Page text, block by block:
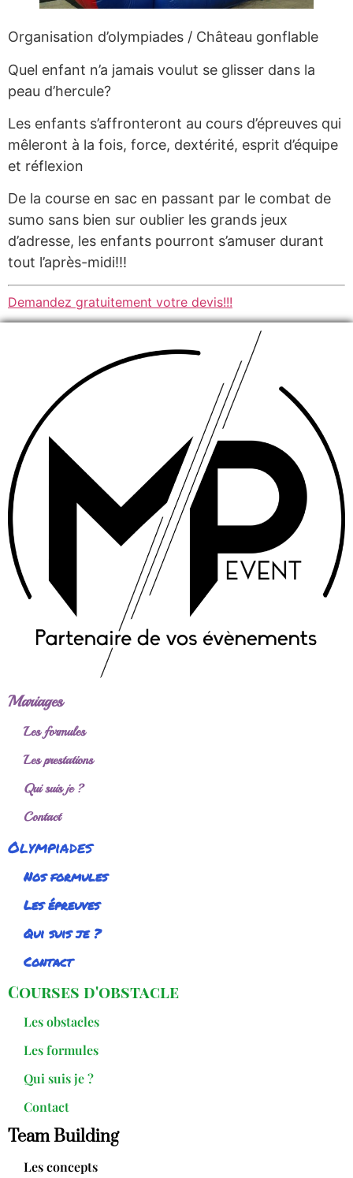
Organisation d’olympiades / Château gonflable
Quel enfant n’a jamais voulut se glisser dans la
peau d’hercule?
Les enfants s’affronteront au cours d’épreuves qui
mêleront à la fois, force, dextérité, esprit d’équipe
et réflexion
De la course en sac en passant par le combat de
sumo sans bien sur oublier les grands jeux
d’adresse, les enfants pourront s’amuser durant
tout l’après-midi!!!
Demandez gratuitement votre devis!!!
Mariages
Les formules
Les prestations
Qui suis je ?
Contact
Olympiades
Nos formules
Les épreuves
Qui suis je ?
Contact
Courses d'obstacle
Les obstacles
Les formules
Qui suis je ?
Contact
Team Building
Les concepts